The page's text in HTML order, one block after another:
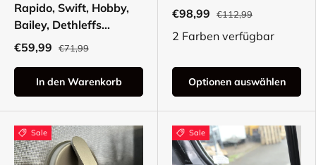
Rapido, Swift, Hobby,
Bailey, Dethleffs...
€59,99
€71,99
In den Warenkorb
€98,99
€112,99
2 Farben verfügbar
Optionen auswählen
Sale Sale